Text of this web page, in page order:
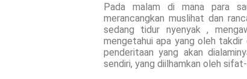
Pada malam di mana para
merancangkan muslihat dan
sedang tidur nyenyak ,
mengetahui apa yang oleh
penderitaan yang akan
sendiri, yang diilhamkan oleh